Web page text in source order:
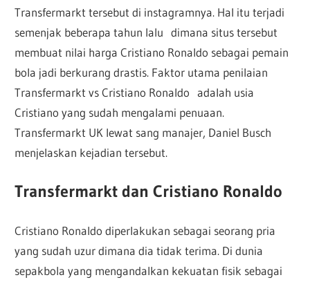
Transfermarkt tersebut di instagramnya. Hal itu terjadi
semenjak beberapa tahun lalu dimana situs tersebut
membuat nilai harga Cristiano Ronaldo sebagai pemain
bola jadi berkurang drastis. Faktor utama penilaian
Transfermarkt vs Cristiano Ronaldo adalah usia
Cristiano yang sudah mengalami penuaan.
Transfermarkt UK lewat sang manajer, Daniel Busch
menjelaskan kejadian tersebut.
Transfermarkt dan Cristiano Ronaldo
Cristiano Ronaldo diperlakukan sebagai seorang pria
yang sudah uzur dimana dia tidak terima. Di dunia
sepakbola yang mengandalkan kekuatan fisik sebagai